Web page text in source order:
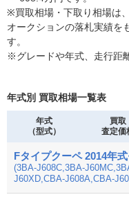
※買取相場・下取り相場は
オークションの落札実績を
す。
※グレードや年式、走行距
年式別 買取相場一覧表
年式
（型式）
買取
査定価
Fタイプクーペ 2014年
(3BA-J608C,3BA-
J60XD,CBA-J608A,CBA-